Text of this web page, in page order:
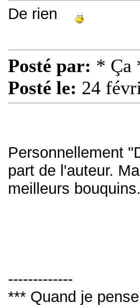
De rien
Posté par: * Ça
Posté le: 24
Personnellement
part de l'auteur.
meilleurs bouquins.
-------------
*** Quand je